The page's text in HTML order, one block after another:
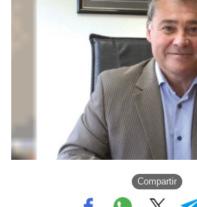
Compartir